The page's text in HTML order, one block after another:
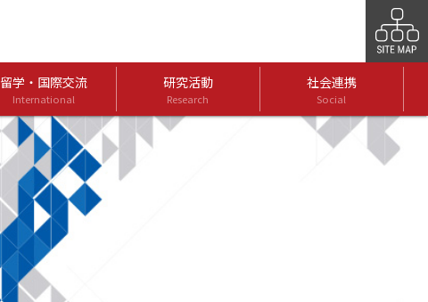
留学・国際交流
International
研究活動
Research
社会連携
Social